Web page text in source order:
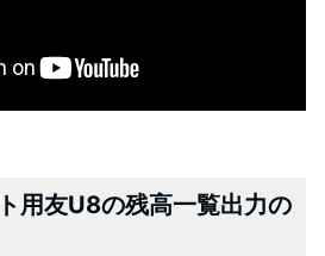
用友U8の残高一覧出力の